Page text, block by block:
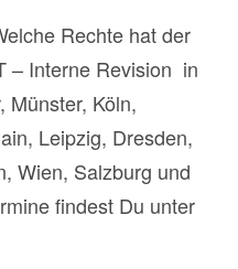
Rechte hat der
– Interne Revision in
Münster, Köln,
Leipzig, Dresden,
Wien, Salzburg und
findest Du unter